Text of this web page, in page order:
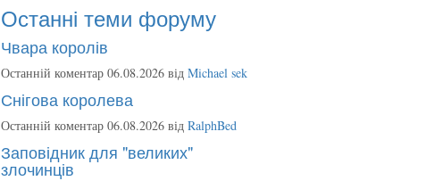
Останні теми форуму
Чвара королів
Останній коментар 06.08.2026 від Michael sek
Снігова королева
Останній коментар 06.08.2026 від RalphBed
Заповідник для "великих"
злочинців